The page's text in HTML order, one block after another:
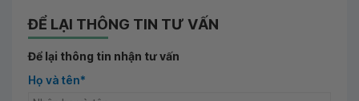
ĐỂ LẠI THÔNG TIN TƯ VẤN
Để lại thông tin nhận tư vấn
Họ và tên*